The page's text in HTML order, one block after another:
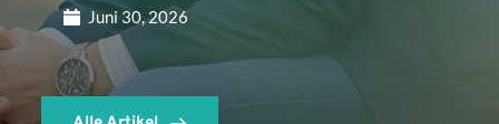
Juni 30, 2026